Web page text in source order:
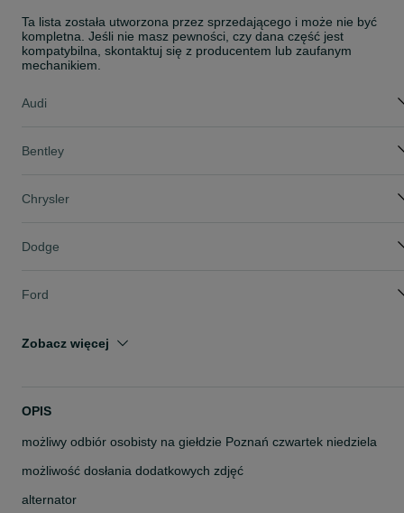
Ta lista została utworzona przez sprzedającego i może nie być
kompletna. Jeśli nie masz pewności, czy dana część jest
kompatybilna, skontaktuj się z producentem lub zaufanym
mechanikiem.
Audi
Bentley
Chrysler
Dodge
Ford
Zobacz więcej
OPIS
możliwy odbiór osobisty na giełdzie Poznań czwartek niedziela
możliwość dosłania dodatkowych zdjęć
alternator